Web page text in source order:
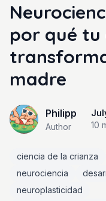
por qué tu
madre
Philipp
Author
10
ciencia de la crianza
neurociencia
neuroplasticidad